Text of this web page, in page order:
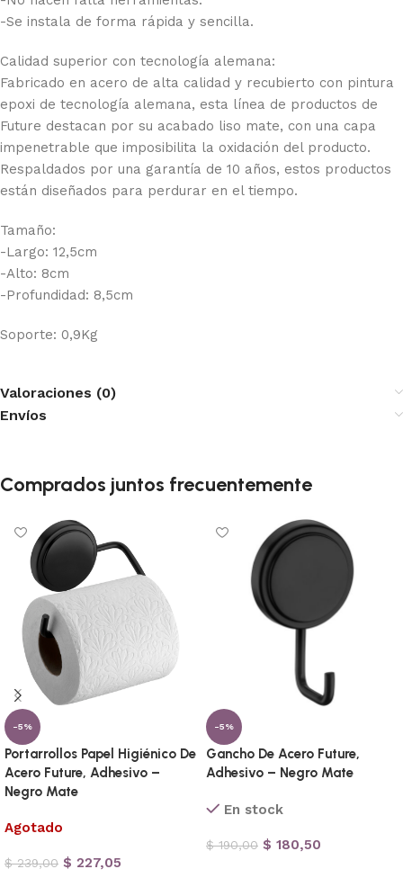
-Se instala de forma rápida y sencilla.
Calidad superior con tecnología alemana:
Fabricado en acero de alta calidad y recubierto con pintura
epoxi de tecnología alemana, esta línea de productos de
Future destacan por su acabado liso mate, con una capa
impenetrable que imposibilita la oxidación del producto.
Respaldados por una garantía de 10 años, estos productos
están diseñados para perdurar en el tiempo.
Tamaño:
-Largo: 12,5cm
-Alto: 8cm
-Profundidad: 8,5cm
Soporte: 0,9Kg
Valoraciones (0)
Envíos
Comprados juntos frecuentemente
-5%
Portarrollos Papel Higiénico De
Acero Future, Adhesivo –
Negro Mate
Agotado
$239,00 $ 227,05
-5%
Gancho De Acero Future,
Adhesivo – Negro Mate
En stock
$190,00 $ 180,50